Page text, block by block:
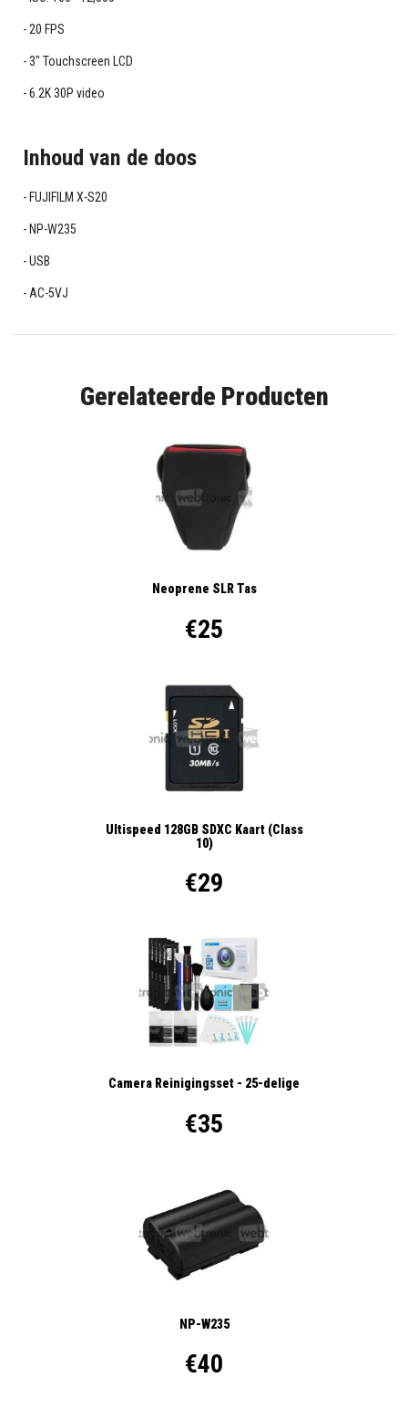
20 FPS
3" Touchscreen LCD
6.2K 30P video
Inhoud van de doos
FUJIFILM X-S20
NP-W235
USB
AC-5VJ
Gerelateerde Producten
Neoprene SLR Tas
€25
Ultispeed 128GB SDXC Kaart (Class
10)
€29
Camera Reinigingsset - 25-delige
€35
NP-W235
€40